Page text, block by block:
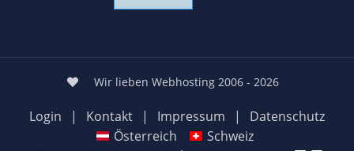
Wir lieben Webhosting 2006 - 2026
Login | Kontakt | Impressum |
Datenschutz
Österreich
Schweiz